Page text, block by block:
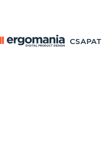
CSAPAT